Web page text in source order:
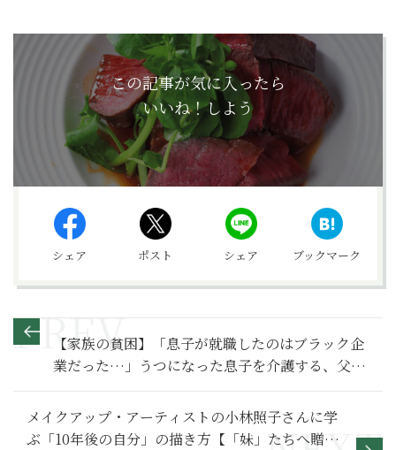
この記事が気に入ったら
いいね！しよう
シェア ポスト シェア ブックマーク
【家族の貧困】「息子が就職したのはブラック企
業だった…」うつになった息子を介護する、父親
の後悔～その２～
メイクアップ・アーティストの小林照子さんに学
ぶ「10年後の自分」の描き方【「妹」たちへ贈る